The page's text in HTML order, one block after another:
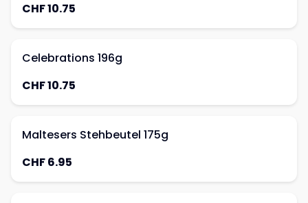
CHF 10.75
Celebrations 196g
CHF 10.75
Maltesers Stehbeutel 175g
CHF 6.95